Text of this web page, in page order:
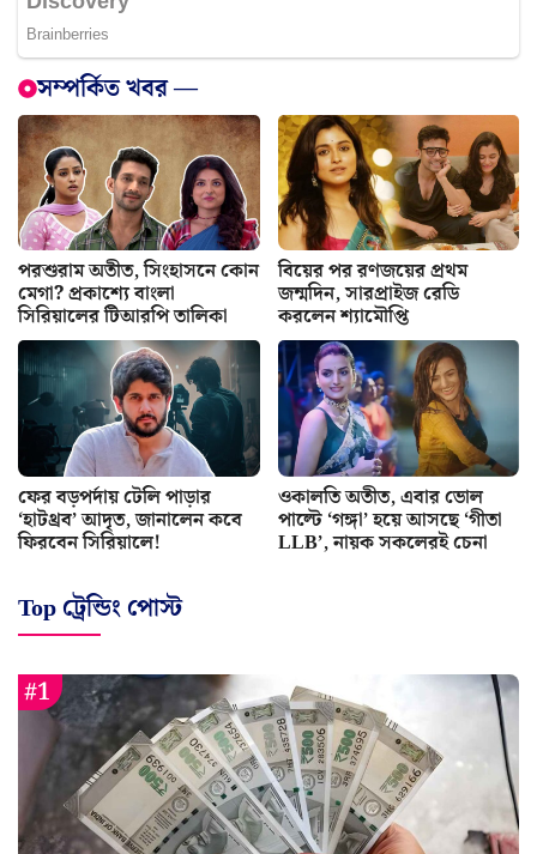
সম্পর্কিত খবর —
পরশুরাম অতীত, সিংহাসনে কোন
মেগা? প্রকাশ্যে বাংলা
সিরিয়ালের টিআরপি তালিকা
বিয়ের পর রণজয়ের প্রথম
জন্মদিন, সারপ্রাইজ রেডি
করলেন শ্যামৌপ্তি
ফের বড়পর্দায় টেলি পাড়ার
‘হাটথ্রব’ আদৃত, জানালেন কবে
ফিরবেন সিরিয়ালে!
ওকালতি অতীত, এবার ভোল
পাল্টে ‘গঙ্গা’ হয়ে আসছে ‘গীতা
LLB’, নায়ক সকলেরই চেনা
Top ট্রেন্ডিং পোস্ট